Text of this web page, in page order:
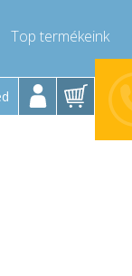
Top termékeink
Hívjon!
+36303967994